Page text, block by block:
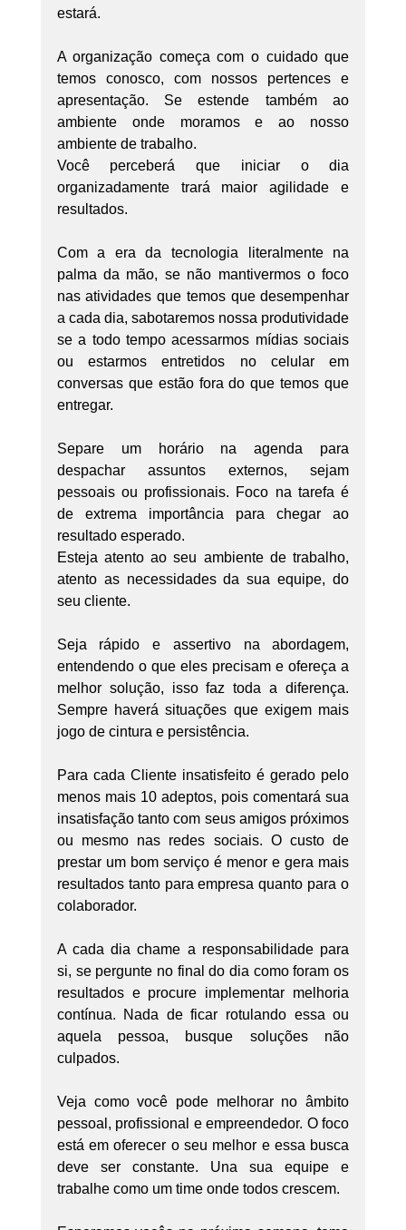
estará.
A organização começa com o cuidado que
temos conosco, com nossos pertences e
apresentação. Se estende também ao
ambiente onde moramos e ao nosso
ambiente de trabalho.
Você perceberá que iniciar o dia
organizadamente trará maior agilidade e
resultados.
Com a era da tecnologia literalmente na
palma da mão, se não mantivermos o foco
nas atividades que temos que desempenhar
a cada dia, sabotaremos nossa produtividade
se a todo tempo acessarmos mídias sociais
ou estarmos entretidos no celular em
conversas que estão fora do que temos que
entregar.
Separe um horário na agenda para
despachar assuntos externos, sejam
pessoais ou profissionais. Foco na tarefa é
de extrema importância para chegar ao
resultado esperado.
Esteja atento ao seu ambiente de trabalho,
atento as necessidades da sua equipe, do
seu cliente.
Seja rápido e assertivo na abordagem,
entendendo o que eles precisam e ofereça a
melhor solução, isso faz toda a diferença.
Sempre haverá situações que exigem mais
jogo de cintura e persistência.
Para cada Cliente insatisfeito é gerado pelo
menos mais 10 adeptos, pois comentará sua
insatisfação tanto com seus amigos próximos
ou mesmo nas redes sociais. O custo de
prestar um bom serviço é menor e gera mais
resultados tanto para empresa quanto para o
colaborador.
A cada dia chame a responsabilidade para
si, se pergunte no final do dia como foram os
resultados e procure implementar melhoria
contínua. Nada de ficar rotulando essa ou
aquela pessoa, busque soluções não
culpados.
Veja como você pode melhorar no âmbito
pessoal, profissional e empreendedor. O foco
está em oferecer o seu melhor e essa busca
deve ser constante. Una sua equipe e
trabalhe como um time onde todos crescem.